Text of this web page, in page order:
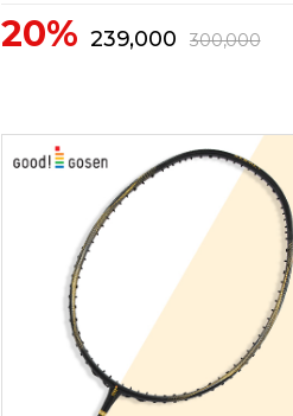
20% 239,000 300,000